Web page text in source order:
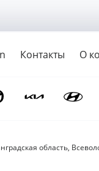
Контакты О
область,